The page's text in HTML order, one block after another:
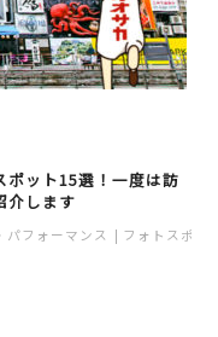
ポット15選！一度は訪
介します
パフォーマンス フォトスポッ